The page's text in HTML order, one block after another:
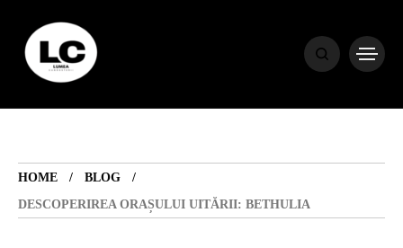
HOME
BLOG
DESCOPERIREA ORAȘULUI UITĂRII: BETHULIA
HOME
BLOG
HOROSCOP